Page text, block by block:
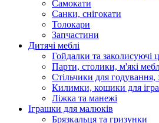
Самокати
Санки, снігокати
Толокари
Запчастини
Дитячі меблі
Гойдалки та заколисуючі
Парти, столики, м'які
Стільчики для годування,
Килимки, кошики для
Ліжка та манежі
Іграшки для малюків
Брязкальця та гризунки